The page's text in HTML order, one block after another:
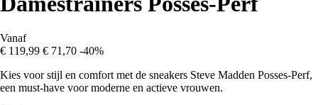
Vanaf
€ 119,99 € 71,70 -40%
Kies voor stijl en comfort met de sneakers Steve Madden Posses-Perf,
een must-have voor moderne en actieve vrouwen.